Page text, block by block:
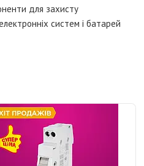
для захисту
систем і батарей